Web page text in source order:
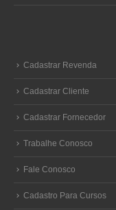
Cadastrar Revenda
Cadastrar Cliente
Cadastrar Fornecedor
Trabalhe Conosco
Fale Conosco
Cadastro Para Cursos